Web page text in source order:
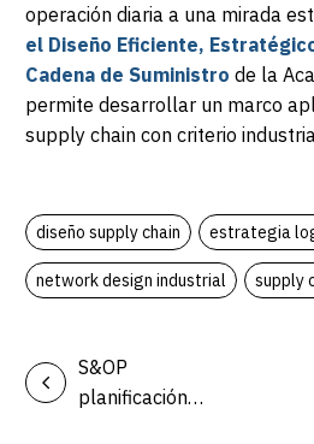
operación diaria a una mirada
el Diseño Eficiente,
Cadena de Suministro de la
permite desarrollar un marco
supply chain con criterio
diseño supply chain estrategia
network design industrial supply
S&OP
planificación